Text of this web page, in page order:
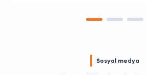
Sosyal medya